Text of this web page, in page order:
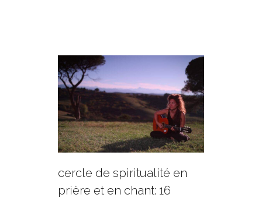
cercle de spiritualité en
prière et en chant: 16